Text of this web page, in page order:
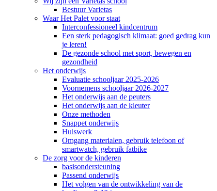
Bestuur Varietas
Waar Het Palet voor staat
Interconfessioneel kindcentrum
Een sterk pedagogisch klimaat: goed gedrag kun
je leren!
De gezonde school met sport, bewegen en
gezondheid
Het onderwijs
Evaluatie schooljaar 2025-2026
Voornemens schooljaar 2026-2027
Het onderwijs aan de peuters
Het onderwijs aan de kleuter
Onze methoden
Snappet onderwijs
Huiswerk
Omgang materialen, gebruik telefoon of
smartwatch, gebruik fatbike
De zorg voor de kinderen
basisondersteuning
Passend onderwijs
Het volgen van de ontwikkeling van de